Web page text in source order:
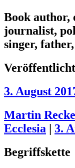
Book author,
journalist,
singer,
Veröffentlicht
3. August
Martin Recke
Ecclesia | 3.
Begriffskette